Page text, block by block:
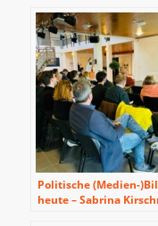
Politische (Medien-
heute – Sabrina